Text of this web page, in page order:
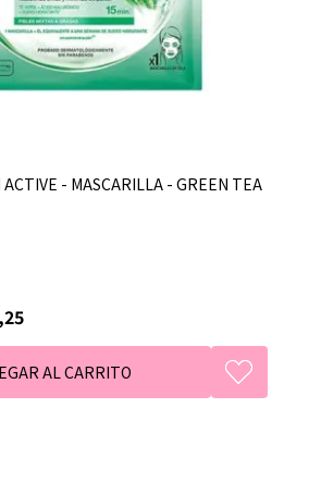
- MASCARILLA - GREEN TEA